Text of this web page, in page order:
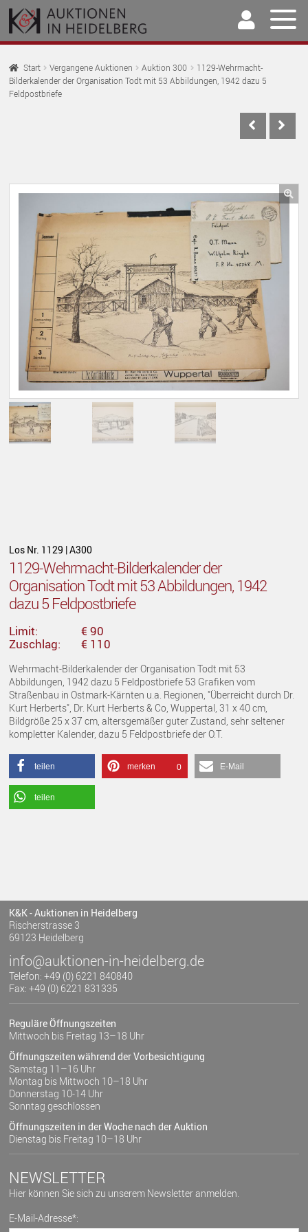
Zur
Navigation
springen
Springe
zum
Inhalt
Home
Auktionen
Unser Team
Kontakt
Start Vergangene Auktionen Auktion 300
1129-Wehrmacht-
Bilderkalender der Organisation Todt mit 53 Abbildungen, 1942 dazu 5
Feldpostbriefe
Los Nr. 1129 | A300
1129-Wehrmacht-Bilderkalender der
Organisation Todt mit 53 Abbildungen, 1942
dazu 5 Feldpostbriefe
Limit:
€ 90
Zuschlag:
€ 110
Wehrmacht-Bilderkalender der Organisation Todt mit 53
Abbildungen, 1942 dazu 5 Feldpostbriefe 53 Grafiken vom
Straßenbau in Ostmark-Kärnten u.a. Regionen, "Überreicht durch Dr.
Kurt Herberts", Dr. Kurt Herberts & Co, Wuppertal, 31 x 40 cm,
Bildgröße 25 x 37 cm, altersgemäßer guter Zustand, sehr seltener
kompletter Kalender, dazu 5 Feldpostbriefe der O.T.
teilen merken 0 E-Mail
teilen
K&K - Auktionen in Heidelberg
Rischerstrasse 3
69123 Heidelberg
info@auktionen-in-heidelberg.de
Telefon: +49 (0) 6221 840840
Fax: +49 (0) 6221 831335
Reguläre Öffnungszeiten
Mittwoch bis Freitag 13–18 Uhr
Öffnungszeiten während der Vorbesichtigung
Samstag 11–16 Uhr
Montag bis Mittwoch 10–18 Uhr
Donnerstag 10-14 Uhr
Sonntag geschlossen
Öffnungszeiten in der Woche nach der Auktion
Dienstag bis Freitag 10–18 Uhr
NEWSLETTER
Hier können Sie sich zu unserem Newsletter anmelden.
E-Mail-Adresse*: